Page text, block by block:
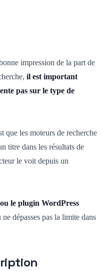
impression de la part de
il est important
pas sur le type de
que les moteurs de recherche
titre dans les résultats de
le voit depuis un
le plugin WordPress
dépasses pas la limite dans